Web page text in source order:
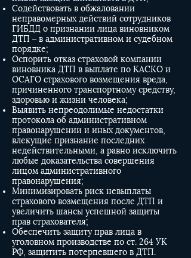
Содействовать в обжаловании
неправомерных действий сотрудников
ГИБДД о признании лица виновником
ДТП – в административном и судебном
порядке;
Оспорить отказ страховой компании
виновника ДТП в выплате по КАСКО и
ОСАГО страхового возмещения вреда,
причиненного транспортному средству,
здоровью и жизни человека;
Выявить непреодолимые недостатки
протокола об административном
правонарушении и иных документов,
влекущие признание последних
недействительными, а равно исключить
любые доказательства совершения
лицом административного
правонарушения;
Минимизировать риск невыплаты
страхового возмещения после ДТП и
увеличить шансы успешной защиты
прав страхователя;
Обеспечить защиту прав лица в
уголовном производстве по ст. 264 УК
РФ, защитить потерпевшего в ДТП.